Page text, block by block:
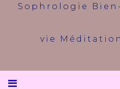
Sophrologie
vie